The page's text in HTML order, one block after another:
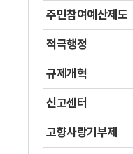
주민참여예산제도
적극행정
규제개혁
신고센터
고향사랑기부제